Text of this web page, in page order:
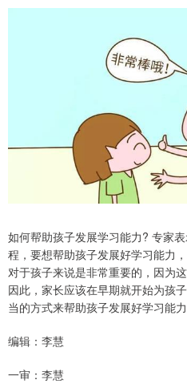
如何帮助孩子发展学习能力? 专家
程，要想帮助孩子发展好学习能力
对于孩子来说是非常重要的，因为
因此，家长应该在早期就开始为孩
当的方式来帮助孩子发展好学习能力
编辑：李慧
一审：李慧